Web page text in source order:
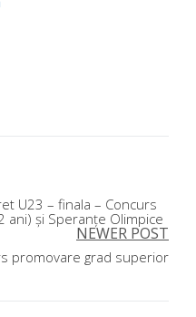
U23 – finala – Concurs
ani) și Speranțe Olimpice
NEWER POST
promovare grad superior